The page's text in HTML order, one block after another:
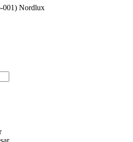
001) Nordlux